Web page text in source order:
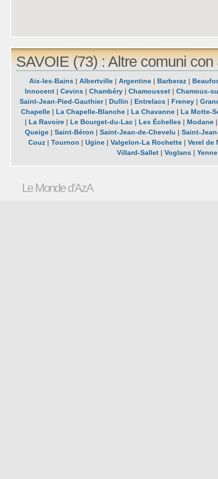
SAVOIE (73) : Altre comuni con
Aix-les-Bains | Albertville| Argentine| Barberaz|
Innocent |Cevins |Chambéry |Chamousset |Chamoux-
Saint-Jean-Pied-Gauthier| Dullin | Entrelacs | Freney |
Chapelle | La Chapelle-Blanche | La Chavanne | La Motte-
| La Ravoire| Le Bourget-du-Lac| Les Échelles | Modane
Queige| Saint-Béron | Saint-Jean-de-Chevelu | Saint-
Couz |Tournon |Ugine |Valgelon-La Rochette |Verel de
Villard-Sallet| Voglans | Yenne
Le Monde d'AzA